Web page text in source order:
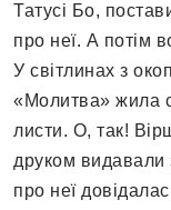
Татусі Бо,
про неї. А потім
У світлинах з
«Молитва» жила
листи. О, так!
друком видавали
про неї